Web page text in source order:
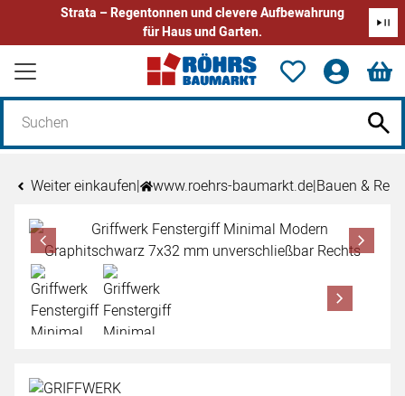
Strata – Regentonnen und clevere Aufbewahrung
für Haus und Garten.
Zum Hauptinhalt springen
Weiter einkaufen| www.roehrs-baumarkt.de|Bauen &
Produktgalerie
Zur Kaufbox springen